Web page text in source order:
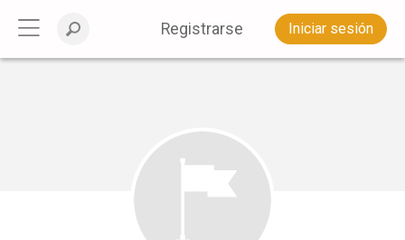
Registrarse Iniciar sesión